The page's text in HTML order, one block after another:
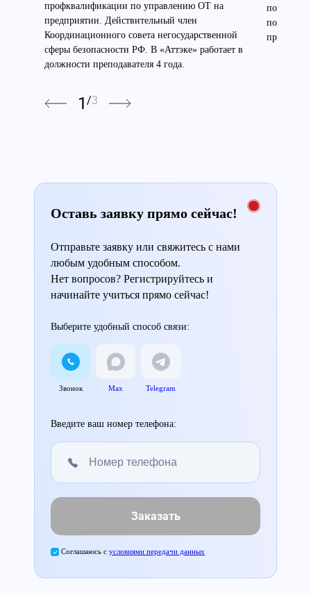
профквалификации по управлению ОТ на
предприятии. Действительный член
Координационного совета негосударственной
сферы безопасности РФ. В «Аттэке» работает в
должности преподавателя 4 года.
по
по
1 /3
Оставь заявку прямо сейчас!
Отправьте заявку или свяжитесь с нами
любым удобным способом.
Нет вопросов? Регистрируйтесь и
начинайте учиться прямо сейчас!
Выберите удобный способ связи:
Звонок Max Telegram
Введите ваш номер телефона:
Заказать
Соглашаюсь с условиями передачи данных